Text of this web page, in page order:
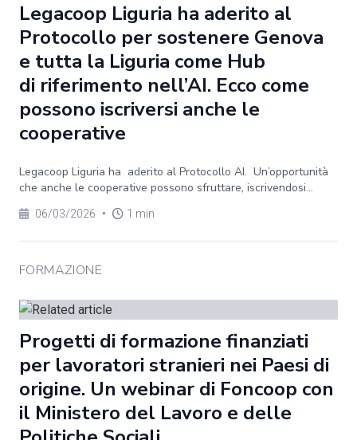
Legacoop Liguria ha aderito al
Protocollo per sostenere Genova
e tutta la Liguria come Hub
di riferimento nell’AI. Ecco come
possono iscriversi anche le
cooperative
Legacoop Liguria ha aderito al Protocollo AI. Un’opportunità
che anche le cooperative possono sfruttare, iscrivendosi...
06/03/2026 • 1 min
FORMAZIONE
Progetti di formazione finanziati
per lavoratori stranieri nei Paesi di
origine. Un webinar di Foncoop con
il Ministero del Lavoro e delle